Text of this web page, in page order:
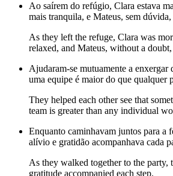
Ao saírem do refúgio, Clara estava
mais tranquila, e Mateus, sem
As they left the refuge, Clara was
relaxed, and Mateus, without a
Ajudaram-se mutuamente a enxergar
uma equipe é maior do que qualquer
They helped each other see that
team is greater than any individual
Enquanto caminhavam juntos para a
alívio e gratidão acompanhava cada
As they walked together to the party,
gratitude accompanied each step.